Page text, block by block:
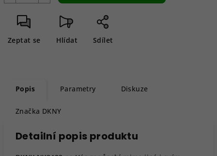
Zeptat se Hlídat Sdílet
Popis Parametry Diskuze
Značka DKNY
Detailní popis produktu